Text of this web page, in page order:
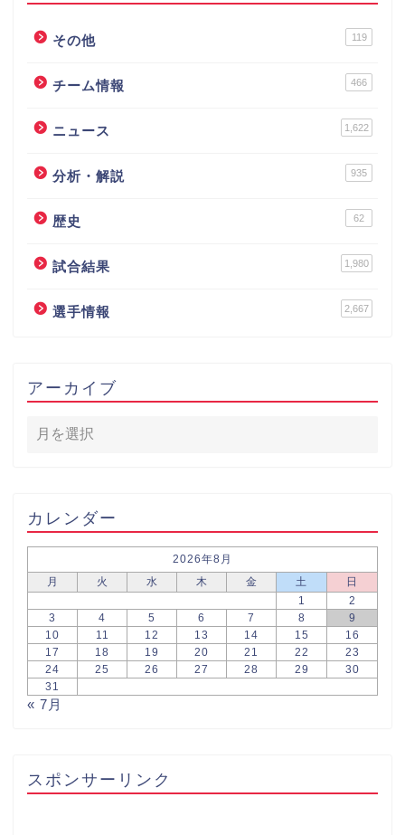
その他 119
チーム情報 466
ニュース 1,622
分析・解説 935
歴史 62
試合結果 1,980
選手情報 2,667
アーカイブ
カレンダー
2026年8月
月
火 水 木 金 土
日
1
2
3
4 5 6 7 8
9
10
11 12 13 14 15
16
17
18 19 20 21 22
23
24
25 26 27 28 29
30
31
« 7月
スポンサーリンク